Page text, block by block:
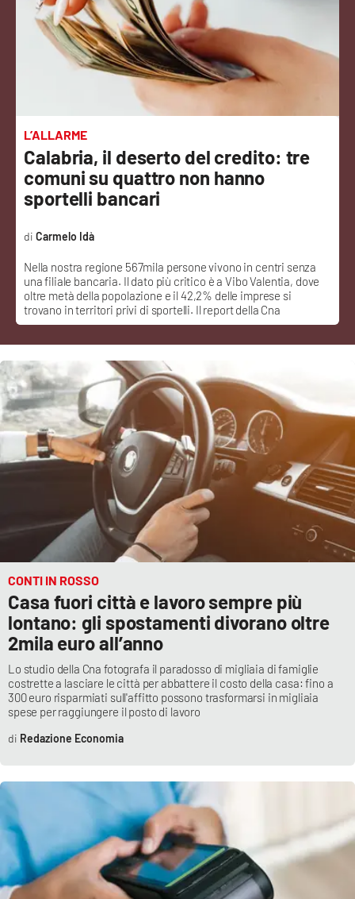
Sanità
Sport
Podcast
Meteo
Editoriali
VIDEO
Ambiente
Cronaca
Cultura
Economia e Lavoro
Società
Sport
RUBRICHE
Good Morning Vietnam
Imprese Di Calabria
Le perfidie di Antonella Grippo
Venti di comunicazione
L’ALLARME
Calabria, il deserto del credito: tre
comuni su quattro non hanno
sportelli bancari
Nella nostra regione 567mila persone vivono in centri senza
una filiale bancaria. Il dato più critico è a Vibo Valentia, dove
oltre metà della popolazione e il 42,2% delle imprese si
trovano in territori privi di sportelli. Il report della Cna
Carmelo Idà
CONTI IN ROSSO
Casa fuori città e lavoro sempre più
lontano: gli spostamenti divorano oltre
2mila euro all’anno
Lo studio della Cna fotografa il paradosso di migliaia di famiglie
costrette a lasciare le città per abbattere il costo della casa: fino a
300 euro risparmiati sull'affitto possono trasformarsi in migliaia
spese per raggiungere il posto di lavoro
Redazione Economia